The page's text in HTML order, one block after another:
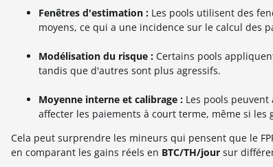
Fenêtres d'estimation : Les pools utilisent des
moyens, ce qui a une incidence sur le calcul des
Modélisation du risque : Certains pools
tandis que d'autres sont plus agressifs.
Moyenne interne et calibrage : Les pools
affecter les paiements à court terme, même si
Cela peut surprendre les mineurs qui pensent que le
en comparant les gains réels en BTC/TH/jour sur